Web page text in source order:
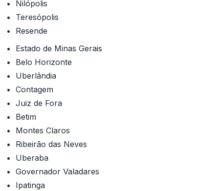
Nilópolis
Teresópolis
Resende
Estado de Minas Gerais
Belo Horizonte
Uberlândia
Contagem
Juiz de Fora
Betim
Montes Claros
Ribeirão das Neves
Uberaba
Governador Valadares
Ipatinga